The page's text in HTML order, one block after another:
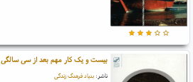
بیست و یک کار مهم بعد از سی سالگی
ناشر: بنیاد فرهنگ زندگی